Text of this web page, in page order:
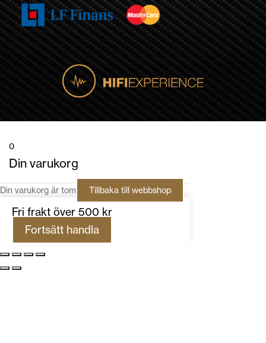
0
Din varukorg
Din varukorg är tom Tillbaka till webbshop
Fri frakt över 500 kr
Fortsätt handla